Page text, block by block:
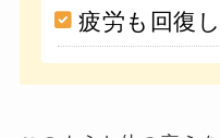
疲労も回復